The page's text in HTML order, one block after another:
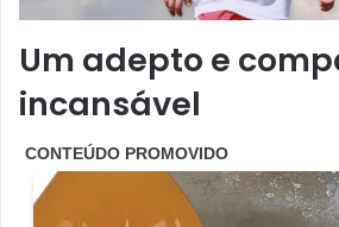
Um adepto e
incansável